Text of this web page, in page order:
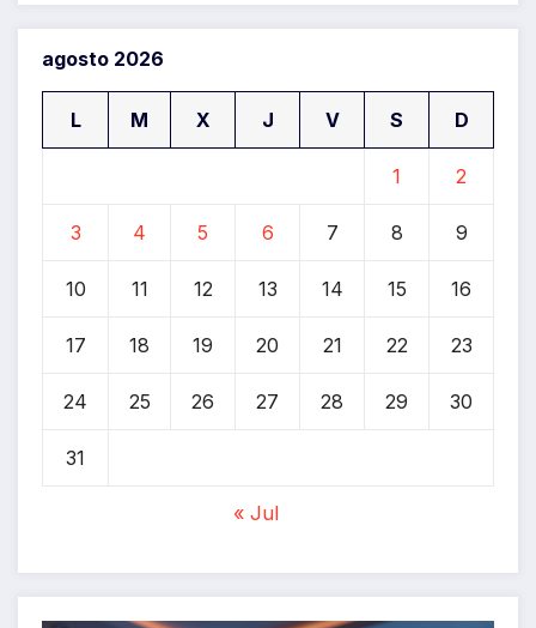
agosto 2026
L M X J V S D
1 2
3 4 5 6 7 8 9
10 11 12 13 14 15 16
17 18 19 20 21 22 23
24 25 26 27 28 29 30
31
« Jul